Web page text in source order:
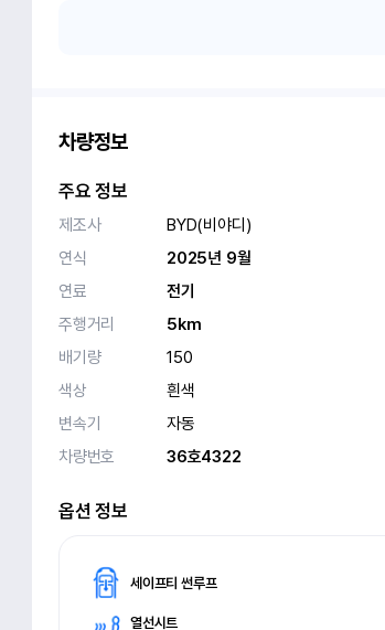
차량정보
주요 정보
제조사
BYD(비야디)
연식
2025년 9월
연료
전기
주행거리
5km
배기량
150
색상
흰색
변속기
자동
차량번호
36호4322
옵션 정보
세이프티 썬루프
열선시트